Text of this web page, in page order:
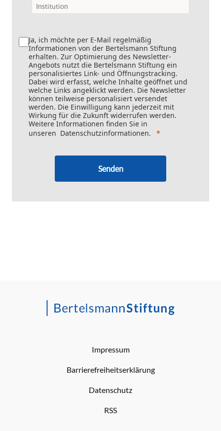
Ja, ich möchte per E-Mail regelmäßig
Informationen von der Bertelsmann Stiftung
erhalten. Zur Optimierung des Newsletter-
Angebots nutzt die Bertelsmann Stiftung ein
personalisiertes Link- und Öffnungstracking.
Dabei wird erfasst, welche Inhalte geöffnet und
welche Links angeklickt werden. Die Newsletter
können teilweise personalisiert versendet
werden. Die Einwilligung kann jederzeit mit
Wirkung für die Zukunft widerrufen werden.
Weitere Informationen finden Sie in
unseren Datenschutzinformationen.
Senden
Impressum
Barrierefreiheitserklärung
Datenschutz
RSS